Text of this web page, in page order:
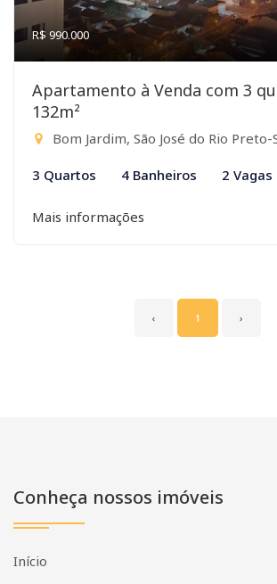
R$ 990.000
Apartamento à Venda com 3
132m²
Bom Jardim, São José do Rio Preto-
3 Quartos 4 Banheiros 2 Vagas
Mais informações
‹ 1 ›
Conheça nossos imóveis
Início